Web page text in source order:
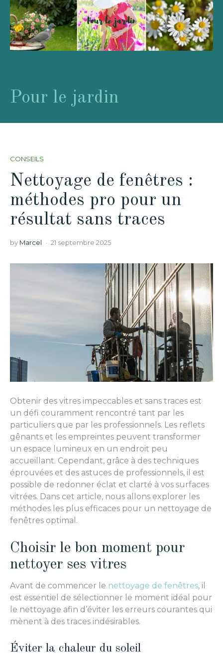
Pour le jardin
CONSEILS
Nettoyage de fenêtres :
méthodes pro pour un
résultat sans traces
by Marcel 21 septembre 2025
Obtenir des vitres impeccables et sans traces est
un défi couramment rencontré tant par les
particuliers que par les professionnels. Les reflets
gênants et les empreintes peuvent transformer
un espace lumineux en un endroit peu
accueillant. Cependant, grâce à des techniques
éprouvées et des astuces de professionnels, il est
possible de redonner éclat et clarté à vos surfaces
vitrées. Dans cet article, nous allons explorer les
méthodes les plus efficaces pour un nettoyage de
fenêtres optimal.
Choisir le bon moment pour
nettoyer ses vitres
Avant de commencer le nettoyage de fenêtres, il
est essentiel de sélectionner le moment idéal pour
le nettoyage afin d’éviter les erreurs courantes qui
mènent à des traces indésirables.
Éviter la chaleur du soleil